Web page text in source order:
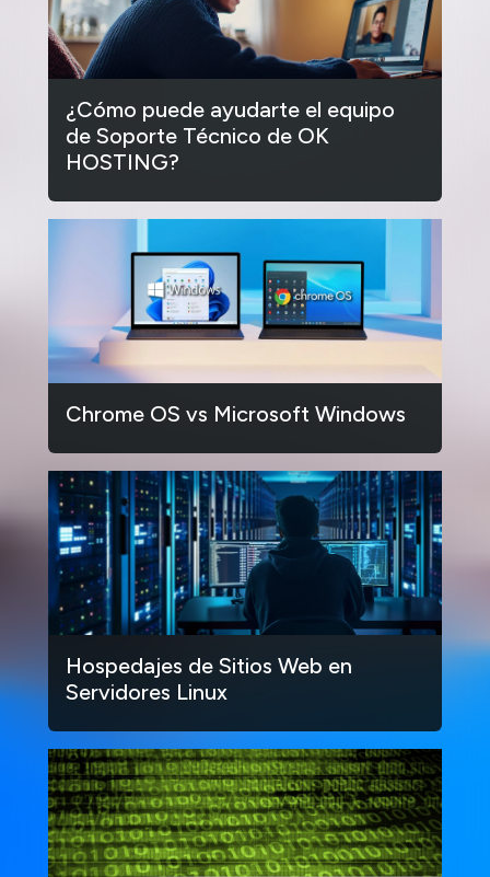
¿Cómo puede ayudarte el equipo
de Soporte Técnico de OK
HOSTING?
Chrome OS vs Microsoft Windows
Hospedajes de Sitios Web en
Servidores Linux